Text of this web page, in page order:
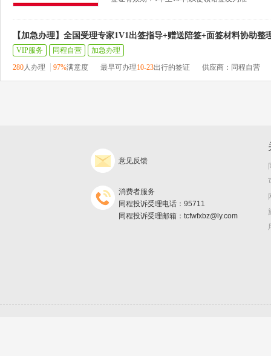
【加急办理】全国受理专家1V1出签指导+赠送陪签+面签材料协助整
VIP服务 同程自营
加急办理
280人办理 97%满意度 最早可办理10-23出行的签证 供应商：同程自营
意见反馈
消费者服务
同程投诉受理电话：95711
同程投诉受理邮箱：tcfwfxbz@ly.com